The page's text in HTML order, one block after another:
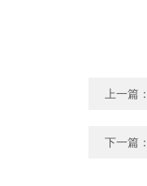
上一篇
下一篇